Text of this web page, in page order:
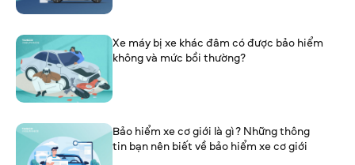
Xe máy bị xe khác đâm có được bảo hiểm
không và mức bồi thường?
Bảo hiểm xe cơ giới là gì? Những thông
tin bạn nên biết về bảo hiểm xe cơ giới